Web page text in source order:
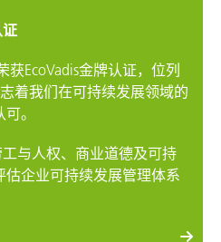
证
EcoVadis金牌认证，位列
着我们在可持续发展领域的
。
工与人权、商业道德及可持
企业可持续发展管理体系